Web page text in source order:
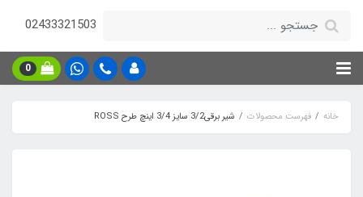
02433321503
0
خانه فهرست محصولات شیر برقی3/2 سایز 3/4 اینچ طرح ROSS